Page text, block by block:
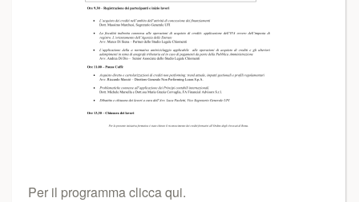
Per il programma clicca qui.